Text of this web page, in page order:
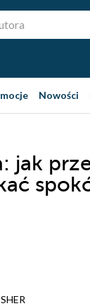
Nowości
jak